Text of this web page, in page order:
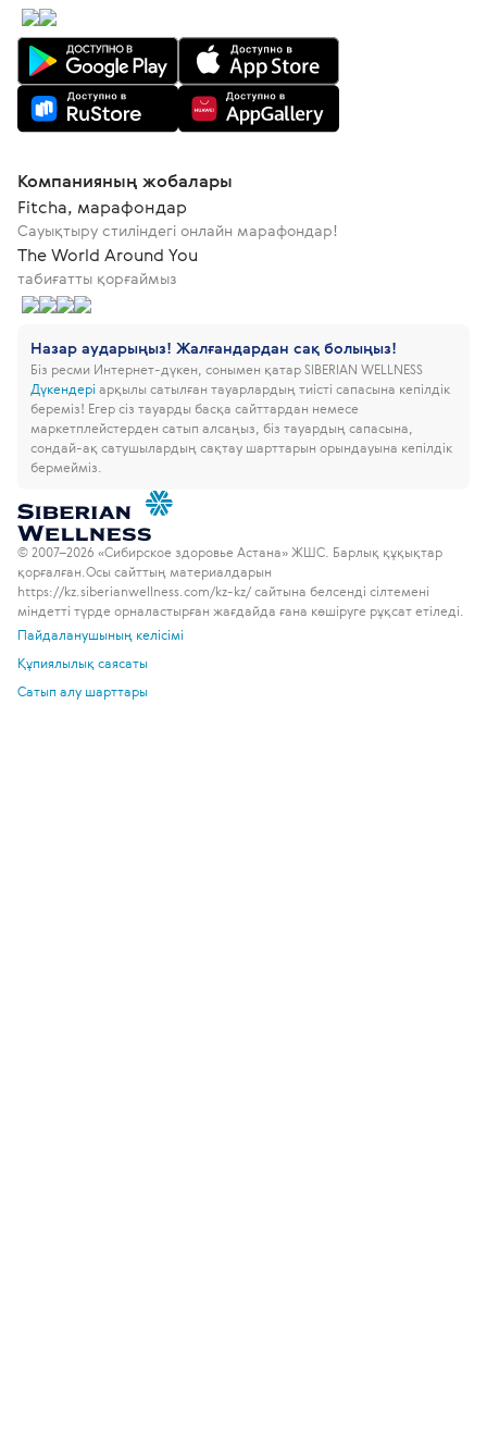
Компанияның жобалары
Fitcha, марафондар
Сауықтыру стиліндегі онлайн марафондар!
The World Around You
табиғатты қорғаймыз
Назар аударыңыз! Жалғандардан сақ болыңыз!
Біз ресми Интернет-дүкен, сонымен қатар SIBERIAN WELLNESS
Дүкендері арқылы сатылған тауарлардың тиісті сапасына кепілдік
береміз! Егер сіз тауарды басқа сайттардан немесе
маркетплейстерден сатып алсаңыз, біз тауардың сапасына,
сондай-ақ сатушылардың сақтау шарттарын орындауына кепілдік
бермейміз.
© 2007–2026 «Сибирское здоровье Астана» ЖШС. Барлық құқықтар
қорғалған. Осы сайттың материалдарын
https://kz.siberianwellness.com/kz-kz/ сайтына белсенді сілтемені
міндетті түрде орналастырған жағдайда ғана көшіруге рұқсат етіледі.
Пайдаланушының келісімі
Құпиялылық саясаты
Сатып алу шарттары